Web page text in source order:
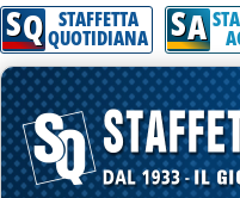
Attenzione! Esegui l'accesso
SQ STAFFETTA
QUOTIDIANA SA